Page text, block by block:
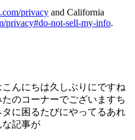
privacy and California
privacy#do-not-sell-my-info.
んにちは久しぶりにですね
のコーナーでございますち
に困るたびにやってるあれ
な記事が